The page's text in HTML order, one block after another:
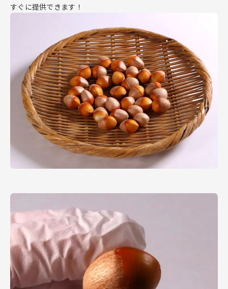
すぐに提供できます！